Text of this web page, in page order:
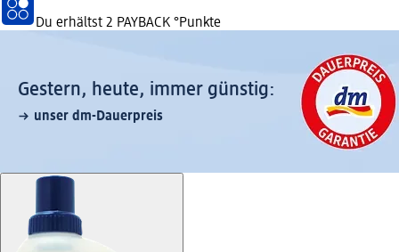
Du erhältst 2 PAYBACK °Punkte
Gestern, heute, immer günstig:
unser dm-Dauerpreis